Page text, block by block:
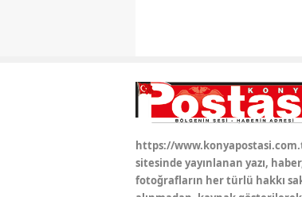
https://
sitesinde yayınlanan yazı,
fotoğrafların her türlü hakkı